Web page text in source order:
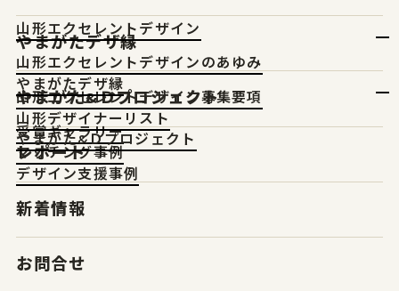
山形エクセレントデザイン
山形エクセレントデザインのあゆみ
山形エクセレントデザイン募集要項
受賞ギャラリー
やまがたデザ縁
やまがたデザ縁
山形デザイナーリスト
マッチング事例
やまがた&Ｄプロジェクト
やまがた&Ｄプロジェクト
デザイン支援事例
レポート
新着情報
お問合せ